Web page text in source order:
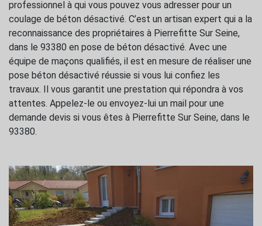
professionnel à qui vous pouvez vous adresser pour un
coulage de béton désactivé. C’est un artisan expert qui a la
reconnaissance des propriétaires à Pierrefitte Sur Seine,
dans le 93380 en pose de béton désactivé. Avec une
équipe de maçons qualifiés, il est en mesure de réaliser une
pose béton désactivé réussie si vous lui confiez les
travaux. Il vous garantit une prestation qui répondra à vos
attentes. Appelez-le ou envoyez-lui un mail pour une
demande devis si vous êtes à Pierrefitte Sur Seine, dans le
93380.